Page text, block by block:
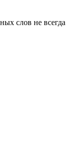
слов не всегда